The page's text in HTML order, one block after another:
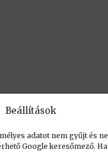
Beállítások
adatot nem gyűjt és
Google keresőmező.